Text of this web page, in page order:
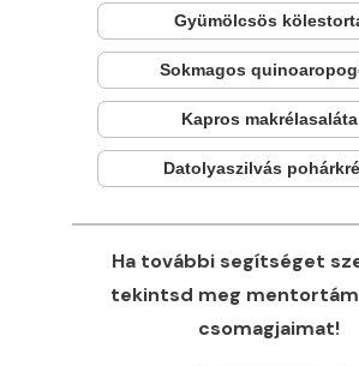
Gyümölcsös
Sokmagos
Kapros makrélasaláta
Datolyaszilvás
Ha további segítséget
tekintsd meg
csomagjaimat!